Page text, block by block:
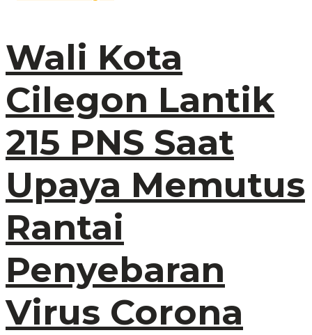
Wali Kota
Cilegon Lantik
215 PNS Saat
Upaya Memutus
Rantai
Penyebaran
Virus Corona